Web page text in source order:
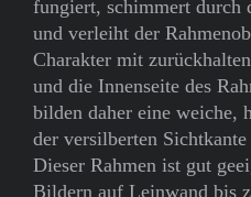
fungiert, schimmert durch
und verleiht der
Charakter mit
und die Innenseite des
bilden daher eine weiche,
der versilberten Sichtkante
Dieser Rahmen ist gut
Bildern auf Leinwand bis